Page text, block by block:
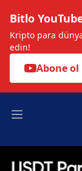
Bitlo
Kripto para
edin!
Abone ol
Open main